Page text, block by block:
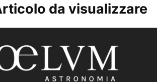
da visualizzare